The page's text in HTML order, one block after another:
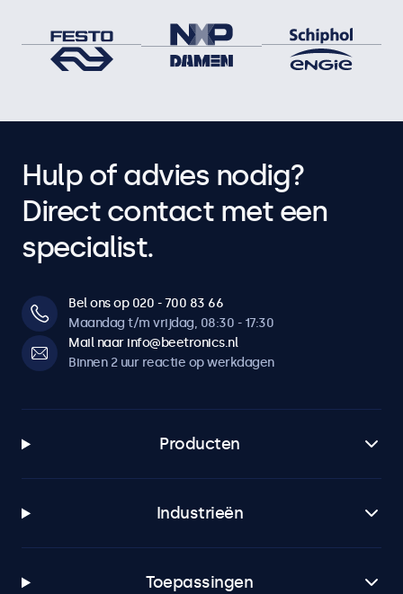
Hulp of advies nodig?
Direct contact met een
specialist.
Bel ons op 020 - 700 83 66
Maandag t/m vrijdag, 08:30 - 17:30
Mail naar info@beetronics.nl
Binnen 2 uur reactie op werkdagen
Producten
Industrieën
Toepassingen